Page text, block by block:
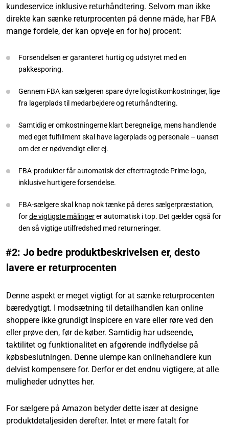
kundeservice inklusive returhåndtering. Selvom man ikke
direkte kan sænke returprocenten på denne måde, har FBA
mange fordele, der kan opveje en for høj procent:
Forsendelsen er garanteret hurtig og udstyret med en
pakkesporing.
Gennem FBA kan sælgeren spare dyre logistikomkostninger, lige
fra lagerplads til medarbejdere og returhåndtering.
Samtidig er omkostningerne klart beregnelige, mens handlende
med eget fulfillment skal have lagerplads og personale – uanset
om det er nødvendigt eller ej.
FBA-produkter får automatisk det eftertragtede Prime-logo,
inklusive hurtigere forsendelse.
FBA-sælgere skal knap nok tænke på deres sælgerpræstation,
forde vigtigste målingerer automatisk i top. Det gælder også for
den så vigtige utilfredshed med returneringer.
#2: Jo bedre produktbeskrivelsen er, desto
lavere er returprocenten
Denne aspekt er meget vigtigt for at sænke returprocenten
bæredygtigt. I modsætning til detailhandlen kan online
shoppere ikke grundigt inspicere en vare eller røre ved den
eller prøve den, før de køber. Samtidig har udseende,
taktilitet og funktionalitet en afgørende indflydelse på
købsbeslutningen. Denne ulempe kan onlinehandlere kun
delvist kompensere for. Derfor er det endnu vigtigere, at alle
muligheder udnyttes her.
For sælgere på Amazon betyder dette især at designe
produktdetaljesiden derefter. Intet er mere fatalt for